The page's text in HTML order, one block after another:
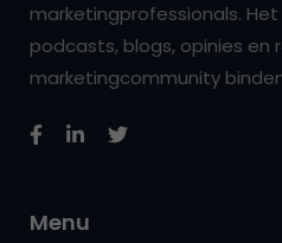
marketingprofessionals. Het
podcasts, blogs, opinies en
marketingcommunity
Menu